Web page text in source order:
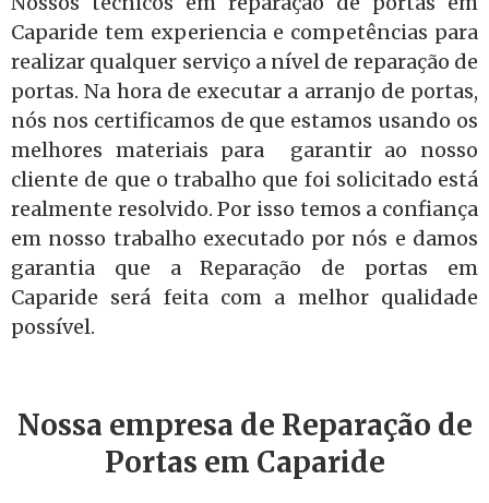
Caparide tem experiencia e competências para
realizar qualquer serviço a nível de reparação de
portas. Na hora de executar a arranjo de portas,
nós nos certificamos de que estamos usando os
melhores materiais para garantir ao nosso
cliente de que o trabalho que foi solicitado está
realmente resolvido. Por isso temos a confiança
em nosso trabalho executado por nós e damos
garantia que a Reparação de portas em
Caparide será feita com a melhor qualidade
possível.
Nossa empresa de Reparação de
Portas em Caparide